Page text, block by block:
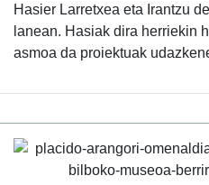
Hasier Larretxea eta Irantzu
lanean. Hasiak dira herriekin
asmoa da proiektuak